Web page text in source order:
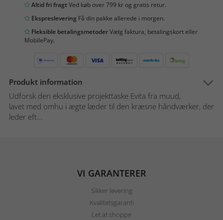
Altid fri fragtVed køb over 799 kr og gratis retur.
Ekspreslevering Få din pakke allerede i morgen.
Fleksible betalingsmetoderVælg faktura, betalingskort eller
MobilePay.
Produkt information
Udforsk den eksklusive projekttaske Evita fra muud,
lavet med omhu i ægte læder til den kræsne håndværker, der
leder eft...
VI GARANTERER
Sikker levering
Kvalitetsgaranti
Let at shoppe